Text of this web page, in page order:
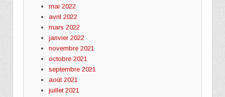
mai 2022
avril 2022
mars 2022
janvier 2022
novembre 2021
octobre 2021
septembre 2021
août 2021
juillet 2021